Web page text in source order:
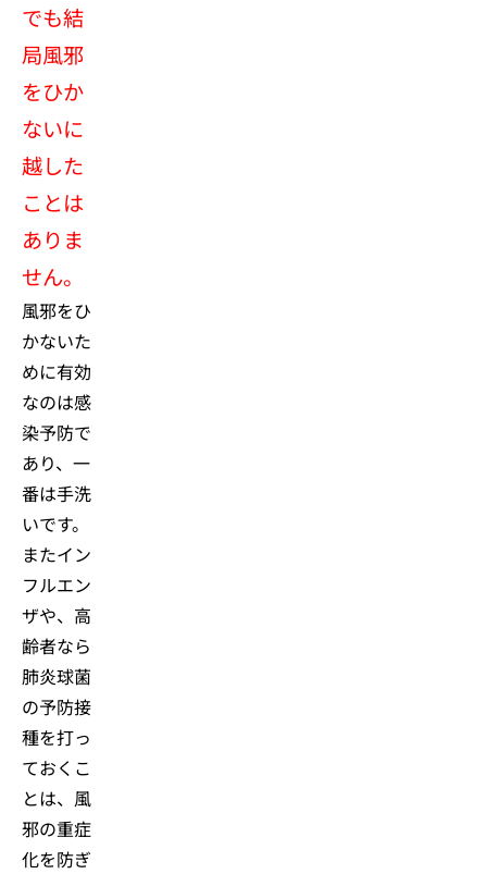
でも結
局風邪
をひか
ないに
越した
ことは
ありま
せん。
風邪をひ
かないた
めに有効
なのは感
染予防で
あり、一
番は手洗
いです。
またイン
フルエン
ザや、高
齢者なら
肺炎球菌
の予防接
種を打っ
ておくこ
とは、風
邪の重症
化を防ぎ